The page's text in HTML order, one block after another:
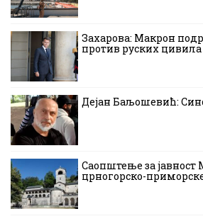
Захарова: Макрон
против руских цивила
Дејан Баљошевић:
Саопштење за јавност
црногорско-